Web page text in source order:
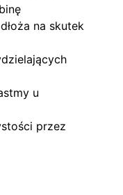
na skutek
u
przez